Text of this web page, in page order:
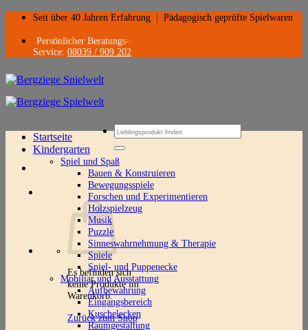
Zum
springen
Seit über 40 Jahren Erfahrung Pädagogisch geprüfte Spielwaren
Persönlicher Beratungs-
Service: 08039 / 909 202
Suchen
nach:
Es befinden sich
keine Produkte im
Warenkorb.
Zurück zum Shop
Startseite
Kindergarten
Spiel und Spaß
Bauen & Konstruieren
Bewegungsspiele
Forschen und Experimentieren
Holzspielzeug
Musik
Puzzle
Sinneswahrnehmung & Therapie
Spiele
Spiel- und Puppenecke
Mobiliar und Ausstattung
Aufbewahrung
Eingangsbereich
Kuschelecken
Raumgestaltung